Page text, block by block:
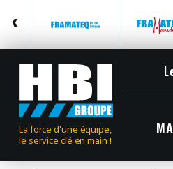
La force d'une équipe,
le service clé en main !